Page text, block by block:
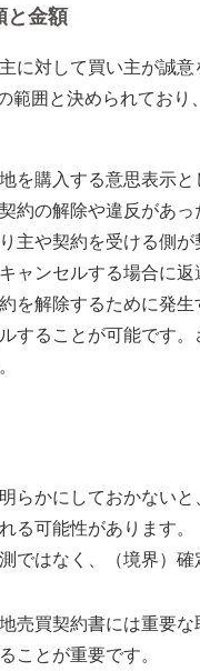
と金額
に対して買い主が誠
範囲と決められており
を購入する意思表示
約の解除や違反があ
主や契約を受ける側
ャンセルする場合に返
を解除するために発
することが可能です
らかにしておかない
る可能性があります。
ではなく、（境界）
売買契約書には重要
ことが重要です。